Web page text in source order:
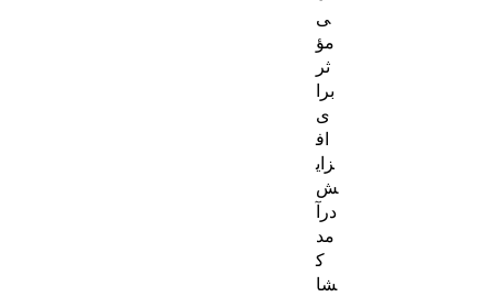
ی
مؤ
ثر
برا
ی
اف
زای
ش
درآ
مد
ک
شا